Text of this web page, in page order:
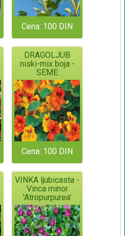
Cena: 100 DIN
DRAGOLJUB
niski-mix boja -
SEME
Cena: 100 DIN
VINKA ljubicasta -
Vinca minor
'Atropurpurea'